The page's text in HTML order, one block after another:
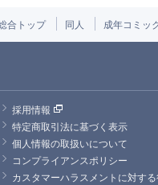
合トップ 同人 成年コミッ
採用情報
特定商取引法に基づく表示
個人情報の取扱いについて
コンプライアンスポリシー
カスタマーハラスメントに対す